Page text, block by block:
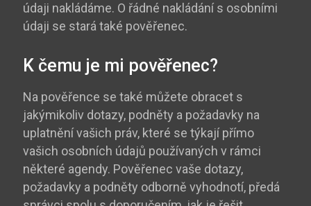
údaji nakládáme. O řádné nakládání s osobními
údaji se stará také pověřenec.
K čemu je mi pověřenec?
Na pověřence se také můžete obracet s
jakýmikoliv dotazy, podněty a požadavky na
uplatnění vašich práv, které se týkají přímo
vašich osobních údajů používaných v rámci
některé agendy. Pověřenec vaše dotazy,
požadavky a podněty odborně vyhodnotí, předá